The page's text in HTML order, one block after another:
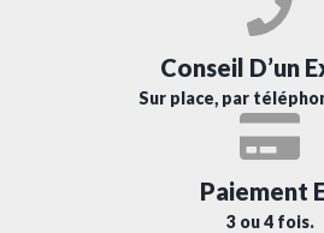
Conseil D’un
Sur place, par
Paiement
3 ou 4 fois.